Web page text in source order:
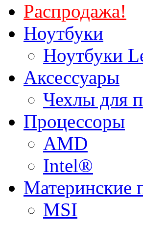
Распродажа!
Ноутбуки
Ноутбуки
Аксессуары
Чехлы для
Процессоры
AMD
Intel®
Материнские
MSI